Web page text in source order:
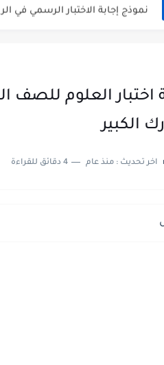
نموذج إجابة الاختبار الرسمي في
مذكرة شاملة لكل دروس اللغة
مذكرة التغذية في النباتات
الكبير
اخر تحديث : منذ عام 4 دقائق للقراءة